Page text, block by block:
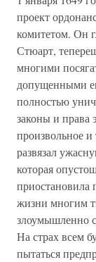
проект
комитетом. Он
Стюарт,
многими
допущенными
полностью
законы и права
произвольное и
развязал
которая
приостановила
жизни многим
злоумышленно
На страх всем
пытаться